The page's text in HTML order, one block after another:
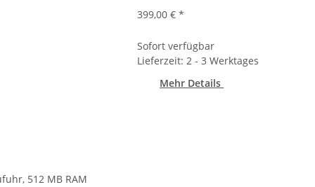
399,00 €*
Sofort verfügbar
Lieferzeit: 2 - 3 Werktages
Mehr Details
512 MB RAM